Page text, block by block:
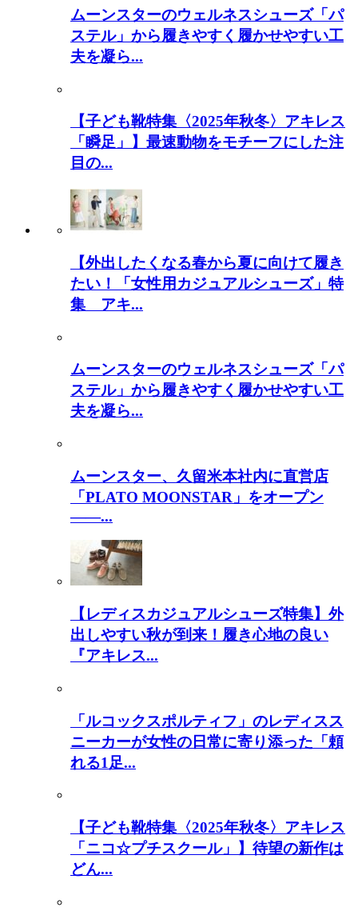
ムーンスターのウェルネスシューズ「パ
ステル」から履きやすく履かせやすい工
夫を凝ら...
【子ども靴特集〈2025年秋冬〉アキレス
「瞬足」】最速動物をモチーフにした注
目の...
【外出したくなる春から夏に向けて履き
たい！「女性用カジュアルシューズ」特
集 アキ...
ムーンスターのウェルネスシューズ「パ
ステル」から履きやすく履かせやすい工
夫を凝ら...
ムーンスター、久留米本社内に直営店
「PLATO MOONSTAR」をオープン
――...
【レディスカジュアルシューズ特集】外
出しやすい秋が到来！履き心地の良い
『アキレス...
「ルコックスポルティフ」のレディスス
ニーカーが女性の日常に寄り添った「頼
れる1足...
【子ども靴特集〈2025年秋冬〉アキレス
「ニコ☆プチスクール」】待望の新作は
どん...